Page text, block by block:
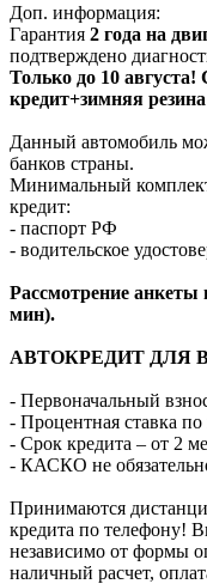
Доп. информация:
Гарантия 2 года на
подтверждено
Только до 10
кредит+зимняя
Данный автомобиль
банков страны.
Минимальный
кредит:
- паспорт РФ
- водительское
Рассмотрение анкеты
мин).
АВТОКРЕДИТ ДЛЯ
- Первоначальный
- Процентная ставка
- Срок кредита – от 2
- КАСКО не
Принимаются
кредита по телефону!
независимо от формы
наличный расчет,